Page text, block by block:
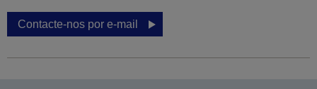
Contacte-nos por e-mail